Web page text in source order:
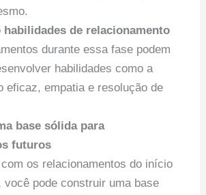
habilidades de relacionamento
durante essa fase podem
habilidades como a
eficaz, empatia e resolução de
base sólida para
futuros
os relacionamentos do início
você pode construir uma base